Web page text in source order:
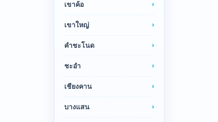
เขาค้อ
เขาใหญ่
คำชะโนด
ชะอำ
เชียงคาน
บางแสน